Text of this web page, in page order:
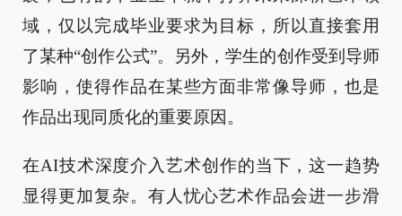
域，仅以完成毕业要求为目标，所以直接套用
了某种“创作公式”。另外，学生的创作受到导师
影响，使得作品在某些方面非常像导师，也是
作品出现同质化的重要原因。
在AI技术深度介入艺术创作的当下，这一趋势
显得更加复杂。有人忧心艺术作品会进一步滑